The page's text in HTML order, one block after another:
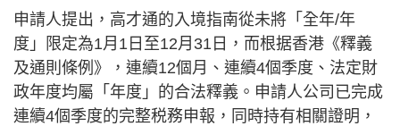
申請人提出，高才通的入境指南從未將「全年/年
度」限定為1月1日至12月31日，而根据香港《釋義
及通則條例》，連續12個月、連續4個季度、法定財
政年度均屬「年度」的合法釋義。申請人公司已完成
連續4個季度的完整税務申報，同時持有相關證明，